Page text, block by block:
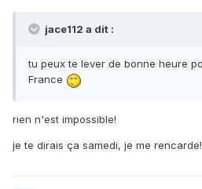
jace112 a dit :
tu peux te lever de bonne heure
France
rien n'est impossible!
je te dirais ça samedi, je me rencarde!